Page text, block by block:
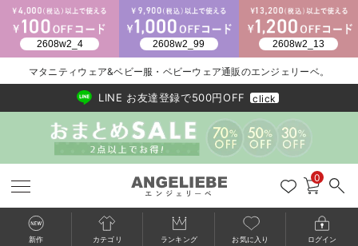
マタニティウェア&ベビー服・ベビーウェア通販のエンジェリーベ。
2026/NewArrival
送料495円(一部地域を除く) 7,700円以上で送料無料
LINE お友達登録で500円OFF click
0
新作 カテゴリ ランキング お気に入り ログイン